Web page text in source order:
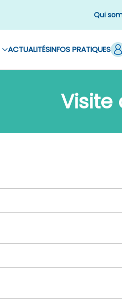
Qui
ACTUALITÉSINFOS PRATIQUES
Visite